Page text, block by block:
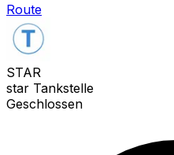
Route
STAR
star Tankstelle
Geschlossen